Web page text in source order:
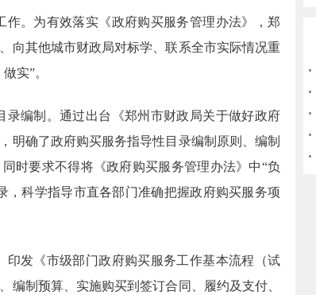
。为有效落实《政府购买服务管理办法》，郑
向其他城市财政局对标学、联系全市实际情况重
做实”。
录编制。通过出台《郑州市财政局关于做好政府
明确了政府购买服务指导性目录编制原则、编制
时要求不得将《政府购买服务管理办法》中“负
，科学指导市直各部门准确把握政府购买服务项
印发《市级部门政府购买服务工作基本流程（试
编制预算、实施购买到签订合同、履约及支付、